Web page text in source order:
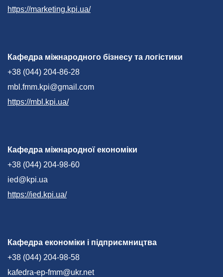
https://marketing.kpi.ua/
Кафедра міжнародного бізнесу та логістики
+38 (044) 204-86-28
mbl.fmm.kpi@gmail.com
https://mbl.kpi.ua/
Кафедра міжнародної економіки
+38 (044) 204-98-60
ied@kpi.ua
https://ied.kpi.ua/
Кафедра економіки і підприємництва
+38 (044) 204-98-58
kafedra-ep-fmm@ukr.net